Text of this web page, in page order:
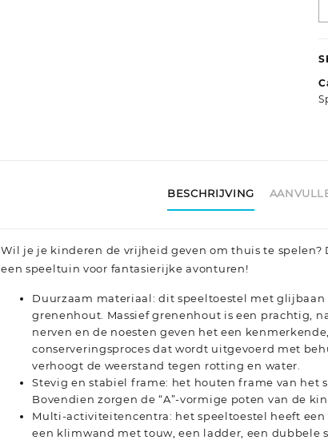
BESCHRIJVING
Wil je je kinderen de vrijheid geven om thuis te
een speeltuin voor fantasierijke avonturen!
Duurzaam materiaal: dit speeltoestel met
grenenhout. Massief grenenhout is een prachtig,
nerven en de noesten geven het een
conserveringsproces dat wordt uitgevoerd met
verhoogt de weerstand tegen rotting en water.
Stevig en stabiel frame: het houten frame van het
Bovendien zorgen de “A”-vormige poten van de
Multi-activiteitencentra: het speeltoestel heeft
een klimwand met touw, een ladder, een dubbele